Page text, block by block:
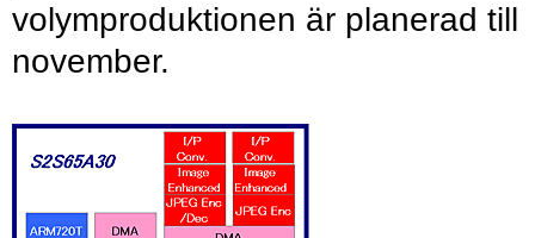
volymproduktionen är planerad till
november.